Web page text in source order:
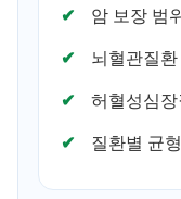
암 보장 범
뇌혈관질
허혈성심
질환별 균